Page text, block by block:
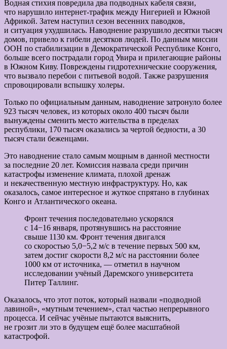
Водная стихия повредила два подводных кабеля связи,
что нарушило интернет-трафик между Нигерией и Южной
Африкой. Затем наступил сезон весенних паводков,
и ситуация ухудшилась. Наводнение разрушило десятки тысяч
домов, привело к гибели десятков людей. По данным миссии
ООН по стабилизации в Демократической Республике Конго,
больше всего пострадали город Увира и прилегающие районы
в Южном Киву. Повреждены гидротехнические сооружения,
что вызвало перебои с питьевой водой. Также разрушения
спровоцировали вспышку холеры.
Только по официальным данным, наводнение затронуло более
923 тысяч человек, из которых около 400 тысяч были
вынуждены сменить место жительства в пределах
республики, 170 тысяч оказались за чертой бедности, а 30
тысяч стали беженцами.
Это наводнение стало самым мощным в данной местности
за последние 20 лет. Комиссия назвала среди причин
катастрофы изменение климата, плохой дренаж
и некачественную местную инфраструктуру. Но, как
оказалось, самое интересное и жуткое спрятано в глубинах
Конго и Атлантического океана.
Фронт течения последовательно ускорялся
с 14−16 января, протянувшись на расстояние
свыше 1130 км. Фронт течения двигался
со скоростью 5,0−5,2 м/с в течение первых 500 км,
затем достиг скорости 8,2 м/с на расстоянии более
1000 км от источника, — отметил в научном
исследовании учёный Даремского университета
Питер Таллинг.
Оказалось, что этот поток, который назвали «подводной
лавиной», «мутным течением», стал частью непрерывного
процесса. И сейчас учёные пытаются выяснить,
не грозит ли это в будущем ещё более масштабной
катастрофой.